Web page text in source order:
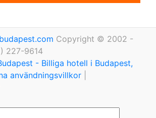
Copyright © 2002 -
227-9614
- Billiga hotell i Budapest,
användningsvillkor